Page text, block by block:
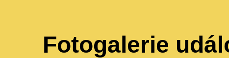
Fotogalerie